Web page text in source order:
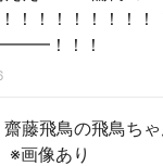
！！！！！！！！
！！！
齋藤飛鳥の飛鳥ち
※画像あり